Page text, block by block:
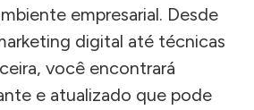
empresarial. Desde
digital até técnicas
você encontrará
e atualizado que pode